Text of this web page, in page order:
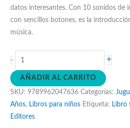
datos interesantes. Con 10 sonidos de
con sencillos botones, es la
música.
-
10
Sonidos
Sobre
Musica
cantidad
+
AÑADIR AL CARRITO
SKU:9789962047636 Categorías:
Años, Libros para niños Etiqueta: Libro
Editores